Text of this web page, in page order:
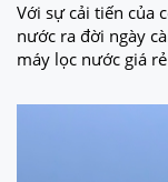
Với sự cải tiến của
nước ra đời ngày
máy lọc nước giá